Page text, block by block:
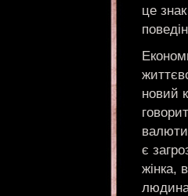
це
новий
є
жінка,